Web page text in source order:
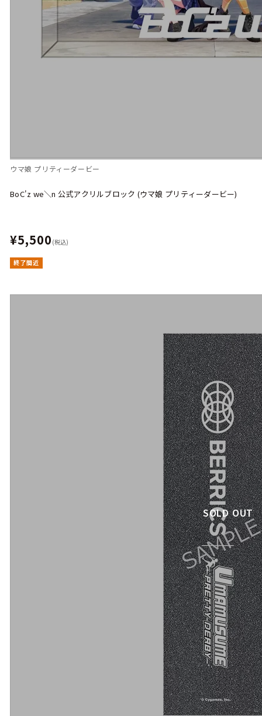
ウマ娘 プリティーダービー
BoC'z we＼n 公式アクリルブロック (ウマ娘 プリティーダービー)
¥5,500 (税込)
終了間近
SOLD OUT